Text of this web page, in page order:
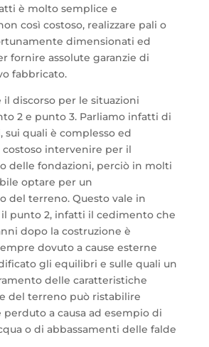
è molto semplice e
così costoso, realizzare pali o
dimensionati ed
fornire assolute garanzie di
fabbricato.
il discorso per le situazioni
2 e punto 3. Parliamo infatti di
sui quali è complesso ed
intervenire per il
delle fondazioni, perciò in molti
optare per un
del terreno. Questo vale in
punto 2, infatti il cedimento che
dopo la costruzione è
dovuto a cause esterne
gli equilibri e sulle quali un
delle caratteristiche
del terreno può ristabilire
perduto a causa ad esempio di
o di abbassamenti delle falde